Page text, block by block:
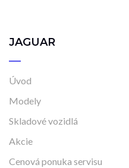
JAGUAR
Úvod
Modely
Skladové vozidlá
Akcie
Cenová ponuka servisu